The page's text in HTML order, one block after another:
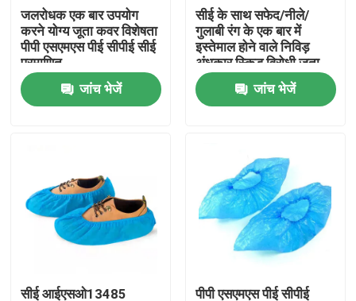
गुणवत्ता नियंत्रण
संपर्क करें
डिस्पोजेबल सुरक्षात्मक पहनें
डिस्पोजेबल सुरक्षात्मक सूट
डिस्पोजेबल सुरक्षात्मक आवरण
जलरोधक एक बार उपयोग
करने योग्य जूता कवर विशेषता
पीपी एसएमएस पीई सीपीई सीई
प्रमाणित
जांच भेजें
सीई के साथ सफेद/नीले/
गुलाबी रंग के एक बार में
इस्तेमाल होने वाले निविड़
अंधकार स्किड विरोधी जूता
कवर
जांच भेजें
सीई आईएसओ13485 पीपी एसएमएस पीई सीपीई